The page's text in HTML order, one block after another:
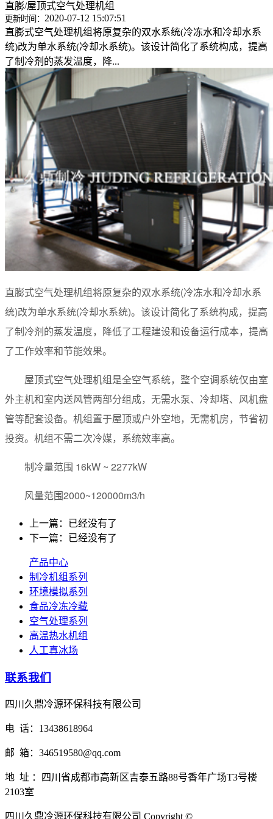
直膨/屋顶式空气处理机组
更新时间： 2020-07-12 15:07:51
直膨式空气处理机组将原复杂的双水系统(冷冻水和冷却水系
统)改为单水系统(冷却水系统)。该设计简化了系统构成，提高
了制冷剂的蒸发温度，降...
直膨式空气处理机组将原复杂的双水系统(冷冻水和冷却水系
统)改为单水系统(冷却水系统)。该设计简化了系统构成，提高
了制冷剂的蒸发温度，降低了工程建设和设备运行成本，提高
了工作效率和节能效果。
屋顶式空气处理机组是全空气系统，整个空调系统仅由室
外主机和室内送风管两部分组成，无需水泵、冷却塔、风机盘
管等配套设备。机组置于屋顶或户外空地，无需机房，节省初
投资。机组不需二次冷媒，系统效率高。
制冷量范围 16kW ~ 2277kW
风量范围2000~120000m3/h
上一篇：已经没有了
下一篇：已经没有了
产品中心
制冷机组系列
环境模拟系列
食品冷冻冷藏
空气处理系列
高温热水机组
人工真冰场
联系我们
四川久鼎冷源环保科技有限公司
电 话：13438618964
邮 箱：346519580@qq.com
地 址 ：四川省成都市高新区吉泰五路88号香年广场T3号楼
2103室
四川久鼎冷源环保科技有限公司 Copyright ©